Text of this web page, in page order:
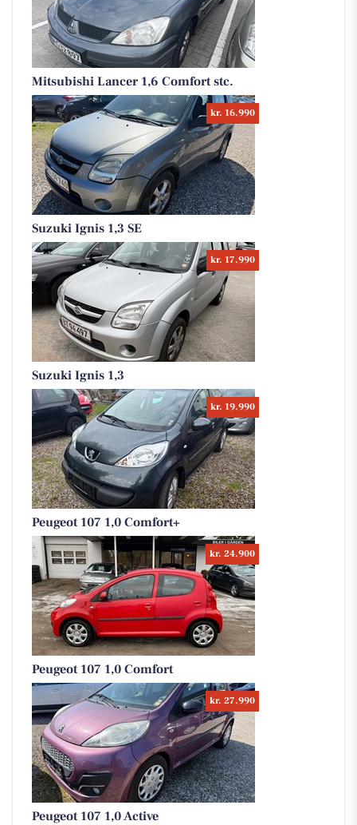
Mitsubishi Lancer 1,6 Comfort stc.
kr. 16.990
Suzuki Ignis 1,3 SE
kr. 17.990
Suzuki Ignis 1,3
kr. 19.990
Peugeot 107 1,0 Comfort+
kr. 24.900
Peugeot 107 1,0 Comfort
kr. 27.990
Peugeot 107 1,0 Active